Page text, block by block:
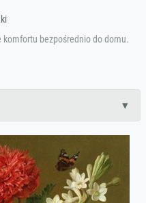
bezpośrednio do domu.